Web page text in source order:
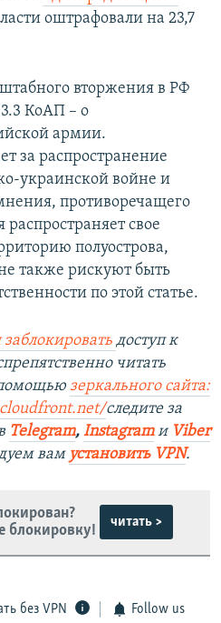
оштрафовали на 23,7
вторжения в РФ
КоАП – о
армии.
за распространение
украинской войне и
противоречащего
свое
полуострова,
также рискуют быть
по этой статье.
доступ к
читать
зеркального сайта:
следите за
Telegram, Instagramи Viber
вам установить VPN.
блокировку!
читать >
без VPN Follow us